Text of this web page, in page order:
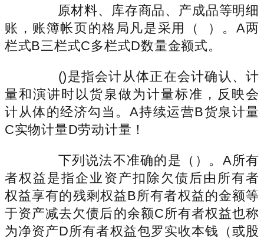
原材料、库存商品、产成品等明细
账，账簿帐页的格局凡是采用（ ）。A两
栏式B三栏式C多栏式D数量金额式。
()是指会计从体正在会计确认、计
量和演讲时以货泉做为计量标准，反映会
计从体的经济勾当。A持续运营B货泉计量
C实物计量D劳动计量！
下列说法不准确的是（）。A所有
者权益是指企业资产扣除欠债后由所有者
权益享有的残剩权益B所有者权益的金额等
于资产减去欠债后的余额C所有者权益也称
为净资产D所有者权益包罗实收本钱（或股